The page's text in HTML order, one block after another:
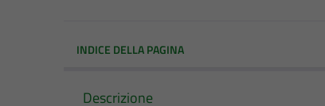
INDICE DELLA PAGINA
Descrizione